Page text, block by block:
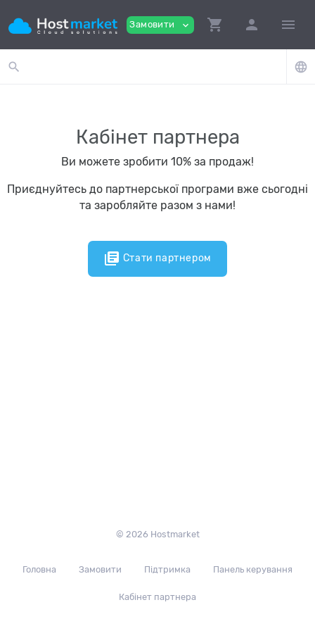
Замовити expand_more shopping_cart person menu
search language
Кабінет партнера
Ви можете зробити 10% за продаж!
Приєднуйтесь до партнерської програми вже сьогодні
та заробляйте разом з нами!
library_books Стати партнером
© 2026 Hostmarket
Головна Замовити Підтримка Панель керування
Кабінет партнера